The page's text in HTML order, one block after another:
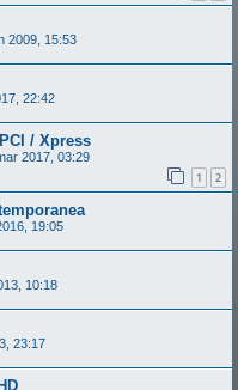
2009, 15:53
22:42
/ Xpress
2017, 03:29
1 2
19:05
10:18
23:17